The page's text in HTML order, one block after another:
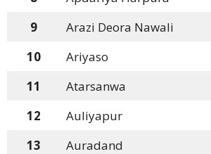
9
Arazi Deora Nawali
10
Ariyaso
11
Atarsanwa
12
Auliyapur
13
Auradand